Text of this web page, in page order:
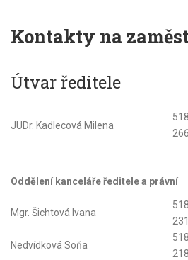
Kontakty na
Útvar ředitele
JUDr. Kadlecová Milena
266
Oddělení kanceláře ředitele a právní
Mgr. Šichtová Ivana
231
Nedvídková Soňa
218